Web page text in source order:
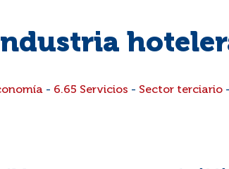
- 6.65 Servicios - Sector terciario -